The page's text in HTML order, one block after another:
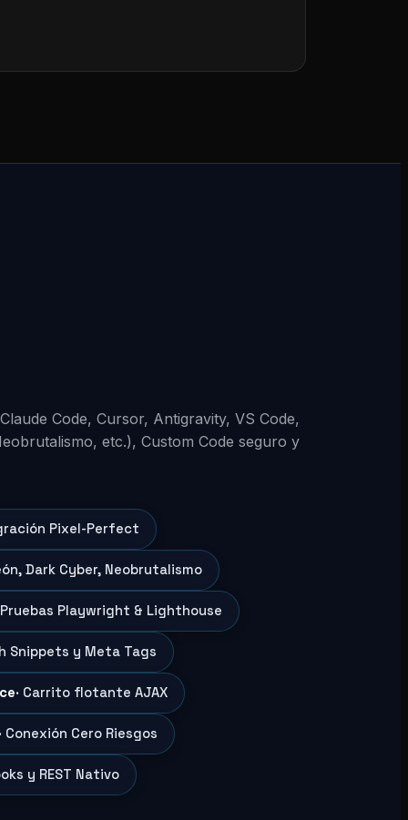
Code, Cursor, Antigravity, VS Code,
etc.), Custom Code seguro y
Pixel-Perfect
Dark Cyber, Neobrutalismo
Pruebas Playwright & Lighthouse
Snippets y Meta Tags
· Carrito flotante AJAX
Conexión Cero Riesgos
y REST Nativo